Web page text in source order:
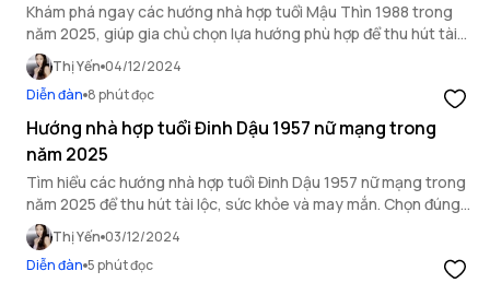
Khám phá ngay các hướng nhà hợp tuổi Mậu Thìn 1988 trong
năm 2025, giúp gia chủ chọn lựa hướng phù hợp để thu hút tài
lộc, sức khỏe và bình an
Thị Yến 04/12/2024
Diễn đàn 8 phút đọc
Hướng nhà hợp tuổi Đinh Dậu 1957 nữ mạng trong
năm 2025
Tìm hiểu các hướng nhà hợp tuổi Đinh Dậu 1957 nữ mạng trong
năm 2025 để thu hút tài lộc, sức khỏe và may mắn. Chọn đúng
hướng giúp gia đình an lành, thuận lợi.
Thị Yến 03/12/2024
Diễn đàn 5 phút đọc